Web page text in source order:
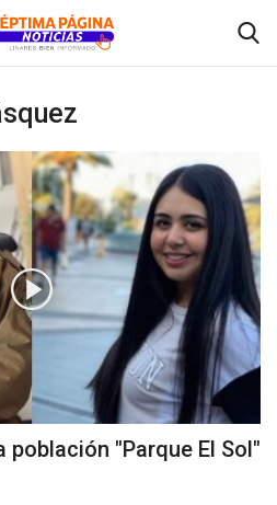
población "Parque El Sol"